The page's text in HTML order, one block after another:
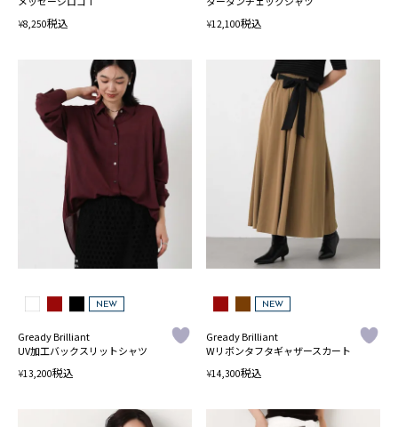
¥8,250税込
¥12,100税込
NEW
Gready Brilliant
UV加工バックスリットシャツ
¥13,200税込
NEW
Gready Brilliant
Wリボンタフタギャザースカート
¥14,300税込